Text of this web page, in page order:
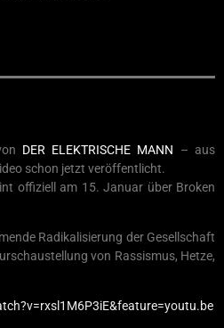
DER ELEKTRISCHE MANN – aus
schon jetzt veröffentlicht.
offiziell am 15. Januar über Broken
Radikalisierung der Gesellschaft
von Rassismus, Hetze,